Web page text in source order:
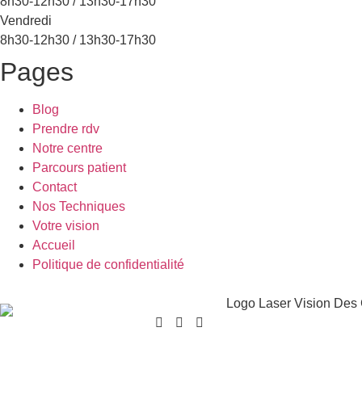
Vendredi
8h30-12h30 / 13h30-17h30
Pages
Blog
Prendre rdv
Notre centre
Parcours patient
Contact
Nos Techniques
Votre vision
Accueil
Politique de confidentialité